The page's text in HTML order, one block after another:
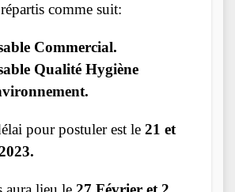
répartis comme suit:
Commercial.
Qualité Hygiène
pour postuler est le 21 et